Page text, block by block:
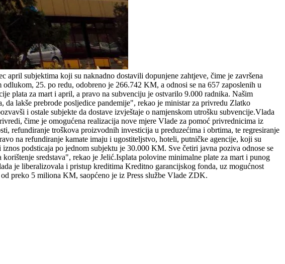
subjektima koji su naknadno dostavili dopunjene zahtjeve, čime je završena
25. po redu, odobreno je 266.742 KM, a odnosi se na 657 zaposlenih u
plata za mart i april, a pravo na subvenciju je ostvarilo 9.000 radnika. Našim
lakše prebrode posljedice pandemije", rekao je ministar za privredu Zlatko
i ostale subjekte da dostave izvještaje o namjenskom utrošku subvencije.Vlada
čime je omogućena realizacija nove mjere Vlade za pomoć privrednicima iz
refundiranje troškova proizvodnih investicija u preduzećima i obrtima, te regresiranje
na refundiranje kamate imaju i ugostiteljstvo, hoteli, putničke agencije, koji su
podsticaja po jednom subjektu je 30.000 KM. Sve četiri javna poziva odnose se
sredstava", rekao je Jelić.Isplata polovine minimalne plate za mart i punog
je liberalizovala i pristup kreditima Kreditno garancijskog fonda, uz mogućnost
preko 5 miliona KM, saopćeno je iz Press službe Vlade ZDK.